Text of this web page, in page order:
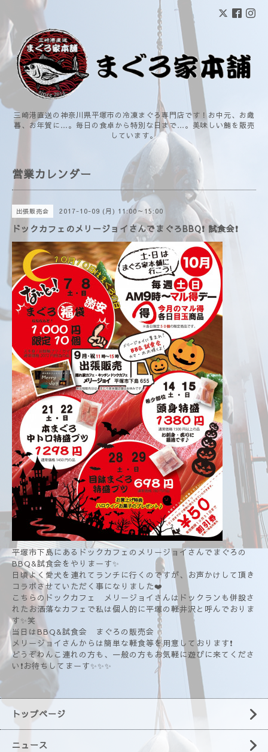
三崎港直送の神奈川県平塚市の冷凍まぐろ専門店です！お中元、お歳
暮、お年賀に…。毎日の食卓から特別な日まで…。美味しい鮪を販売
しています。
営業カレンダー
出張販売会 2017-10-09 (月) 11:00～15:00
ドックカフェのメリージョイさんでまぐろBBQ❗ 試食会❗
平塚市下島にあるドックカフェのメリージョイさんでまぐろの
BBQ&試食会をやりまーす✨
日頃よく愛犬を連れてランチに行くのですが、お声かけして頂き
コラボさせていただく事になりました❤️
こちらのドックカフェ メリージョイさんはドックランも併設さ
れたお洒落なカフェで私は個人的に平塚の軽井沢と呼んでおりま
す✨笑
当日はBBQ&試食会 まぐろの販売会
メリージョイさんからは簡単な軽食等を用意しております❗
どうぞわんこ連れの方も、一般の方もお気軽に遊びに来てくださ
い❗お待ちしてまーす✨✨✨
トップページ
ニュース